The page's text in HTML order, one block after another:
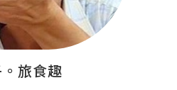
旅食趣